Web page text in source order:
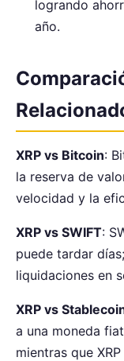
logrando
año.
XRP vs Bitcoin:
la reserva de
velocidad y la
XRP vs SWIFT:
puede tardar
liquidaciones en
XRP vs
a una moneda
mientras que